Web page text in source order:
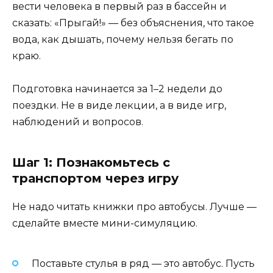
вести человека в первый раз в бассейн и
сказать: «Прыгай!» — без объяснения, что такое
вода, как дышать, почему нельзя бегать по
краю.
Подготовка начинается за 1–2 недели до
поездки. Не в виде лекции, а в виде игр,
наблюдений и вопросов.
Шаг 1: Познакомьтесь с
транспортом через игру
Не надо читать книжки про автобусы. Лучше —
сделайте вместе мини-симуляцию.
Поставьте стулья в ряд — это автобус. Пусть